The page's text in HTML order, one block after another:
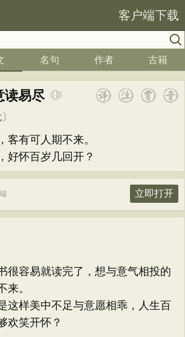
客户端下载
名句 作者 古籍
读易尽
客有可人期不来。
好怀百岁几回开？
立即打开
很容易就读完了，想与意气相投的
来。
这样美中不足与意愿相乖，人生百
欢笑开怀？